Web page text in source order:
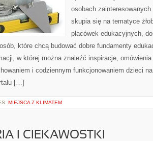
osobach
skupia się na tematyce
placówek edukacyjnych,
które chcą budować dobre fundamenty
w której można znaleźć inspiracje,
i codziennym funkcjonowaniem dzieci
[…]
MIEJSCA Z KLIMATEM
I CIEKAWOSTKI